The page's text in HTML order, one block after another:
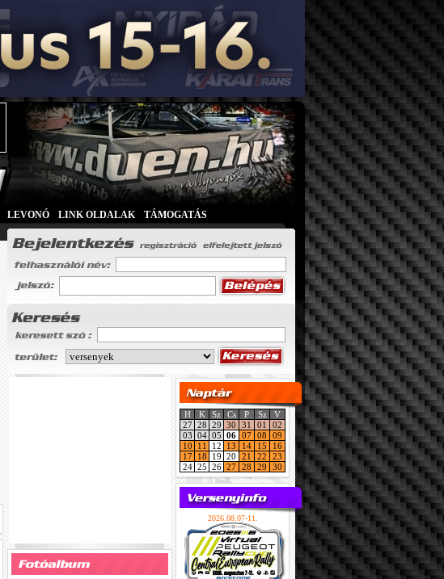
LEVONÓ LINK OLDALAK TÁMOGATÁS
H K Sz Cs P Sz
V
27 28 29 30 31 01
02
03 04 05 06 07 08
09
10
11 12 13 14 15
16
17
18 19 20 21 22
23
24 25 26 27 28 29 30
2026.08.07-11.